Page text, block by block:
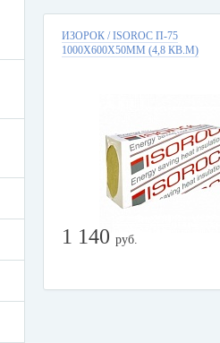
ИЗОРОК / ISOROC П-75
1000Х600Х50ММ (4,8 КВ.М)
1 140 руб.